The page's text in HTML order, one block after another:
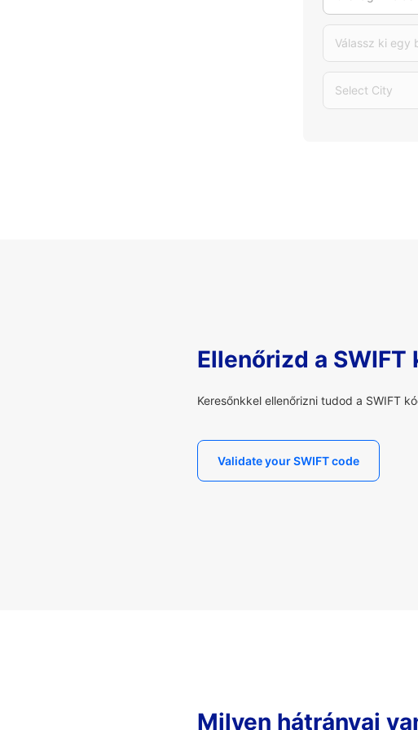
Válassz ki egy
Select City
Ellenőrizd a SWIFT
Keresőnkkel ellenőrizni tudod a SWIFT
Validate your SWIFT code
Milyen hátrányai